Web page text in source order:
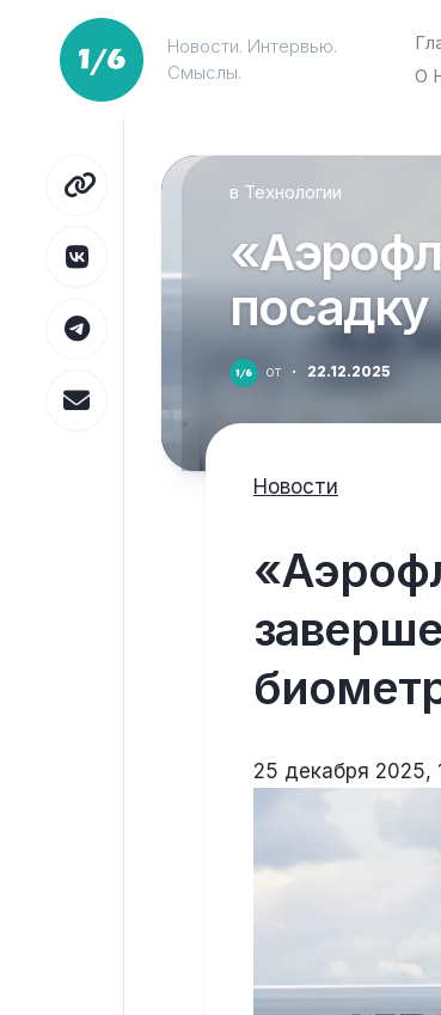
содержанию
Новости. Интервью.
Смыслы.
О
в Технологии
от · 22.12.2025
Новости
25 декабря 2025,